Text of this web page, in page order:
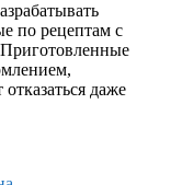
по рецептам с
даже